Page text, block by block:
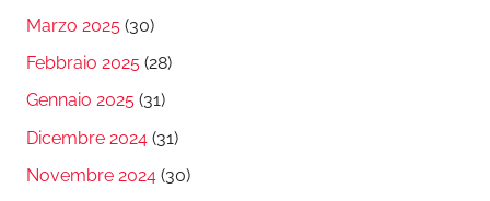
Marzo 2025 (30)
Febbraio 2025 (28)
Gennaio 2025 (31)
Dicembre 2024 (31)
Novembre 2024 (30)